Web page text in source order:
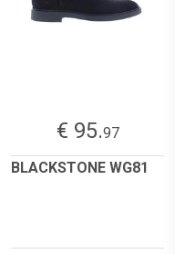
€ 95.97
BLACKSTONE WG81